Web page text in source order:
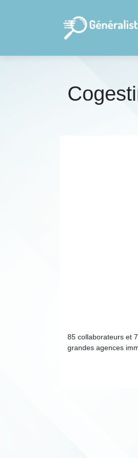
85 collaborateurs et
grandes agences